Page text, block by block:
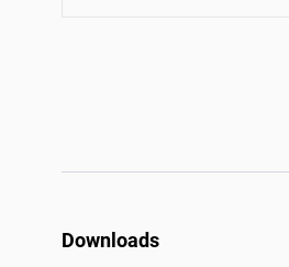
Downloads